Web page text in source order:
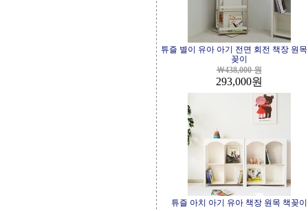
튜즐 별이 유아 아기 전면 회전 책장 원
꽂이
￦438,000 원
293,000원
튜즐 아치 아기 유아 책장 원목 책꽂이